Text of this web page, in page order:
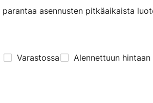
parantaa asennusten pitkäaikaista
Varastossa Alennettuun hintaan